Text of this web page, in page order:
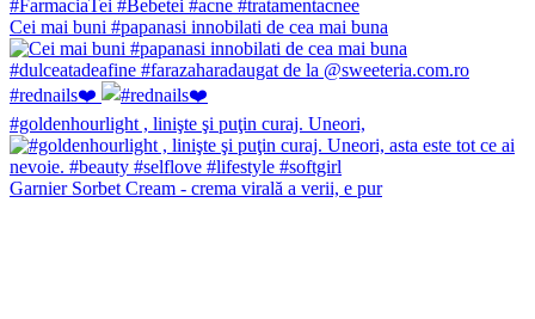
Cei mai buni #papanasi innobilati de cea mai buna
#rednails❤️
#goldenhourlight , linişte şi puţin curaj. Uneori,
Garnier Sorbet Cream - crema virală a verii, e pur